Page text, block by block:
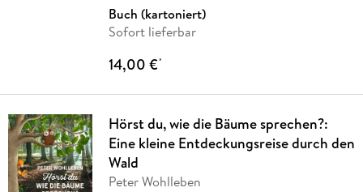
Buch (kartoniert)
Sofort lieferbar
14,00 €*
Hörst du, wie die Bäume sprechen?:
Eine kleine Entdeckungsreise durch den
Wald
Peter Wohlleben